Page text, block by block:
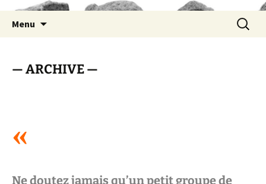
Menu
— ARCHIVE —
«
Ne doutez jamais qu’un petit groupe de